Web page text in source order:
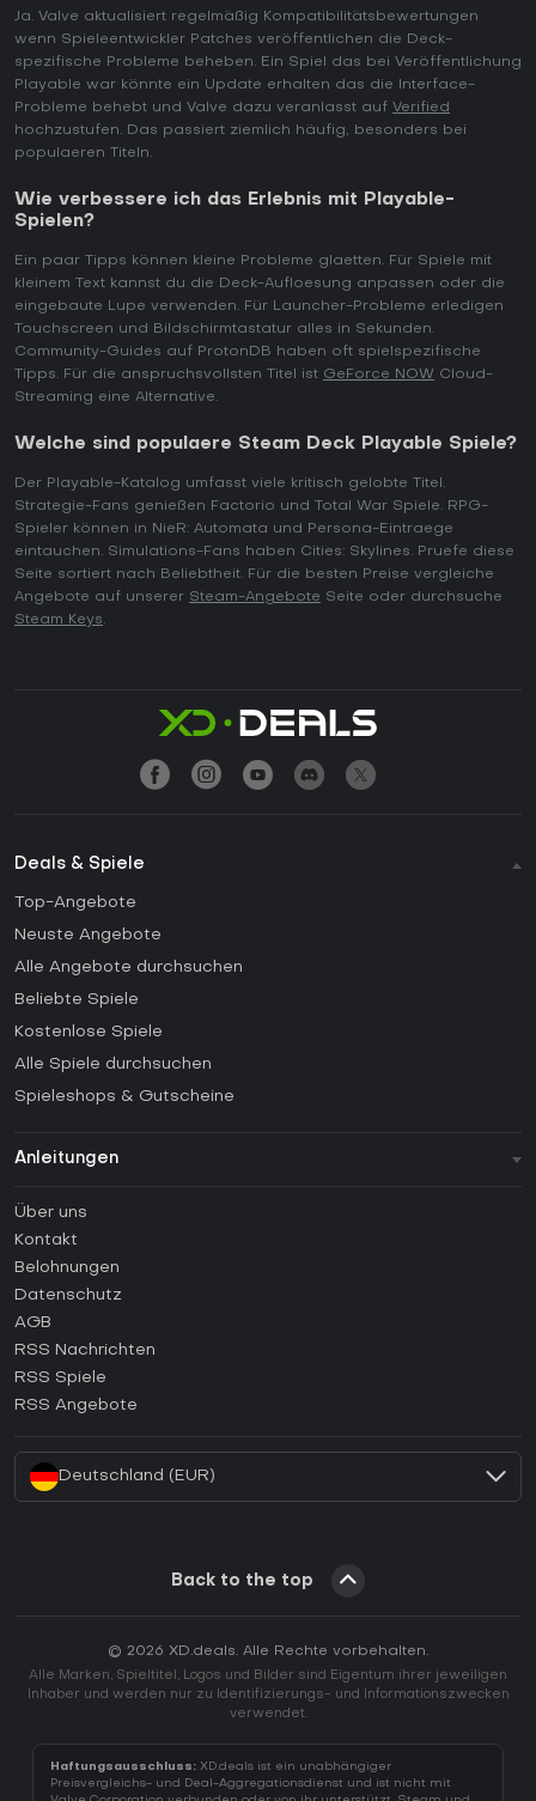
Ja. Valve aktualisiert regelmäßig Kompatibilitätsbewertungen
wenn Spieleentwickler Patches veröffentlichen die Deck-
spezifische Probleme beheben. Ein Spiel das bei Veröffentlichung
Playable war könnte ein Update erhalten das die Interface-
Probleme behebt und Valve dazu veranlasst auf Verified
hochzustufen. Das passiert ziemlich häufig, besonders bei
populaeren Titeln.
Wie verbessere ich das Erlebnis mit Playable-
Spielen?
Ein paar Tipps können kleine Probleme glaetten. Für Spiele mit
kleinem Text kannst du die Deck-Aufloesung anpassen oder die
eingebaute Lupe verwenden. Für Launcher-Probleme erledigen
Touchscreen und Bildschirmtastatur alles in Sekunden.
Community-Guides auf ProtonDB haben oft spielspezifische
Tipps. Für die anspruchsvollsten Titel ist GeForce NOW Cloud-
Streaming eine Alternative.
Welche sind populaere Steam Deck Playable Spiele?
Der Playable-Katalog umfasst viele kritisch gelobte Titel.
Strategie-Fans genießen Factorio und Total War Spiele. RPG-
Spieler können in NieR: Automata und Persona-Eintraege
eintauchen. Simulations-Fans haben Cities: Skylines. Pruefe diese
Seite sortiert nach Beliebtheit. Für die besten Preise vergleiche
Angebote auf unserer Steam-Angebote Seite oder durchsuche
Steam Keys.
Deals & Spiele
Top-Angebote
Neuste Angebote
Alle Angebote durchsuchen
Beliebte Spiele
Kostenlose Spiele
Alle Spiele durchsuchen
Spieleshops & Gutscheine
Anleitungen
Anleitungen
Wie aktiviert man einen Steam CD Key?
Wie aktiviert man einen Epic Games CD Key?
Wie aktiviert man einen GOG CD Key?
Wie aktiviert man einen Ubisoft Connect CD Key?
Wie aktiviert man einen EA App CD Key?
Über uns
Kontakt
Belohnungen
Datenschutz
AGB
RSS Nachrichten
RSS Spiele
RSS Angebote
Deutschland (EUR)
Back to the top
© 2026 XD.deals. Alle Rechte vorbehalten.
Alle Marken, Spieltitel, Logos und Bilder sind Eigentum ihrer jeweiligen
Inhaber und werden nur zu Identifizierungs- und Informationszwecken
verwendet.
Haftungsausschluss: XD.deals ist ein unabhängiger
Preisvergleichs- und Deal-Aggregationsdienst und ist nicht mit